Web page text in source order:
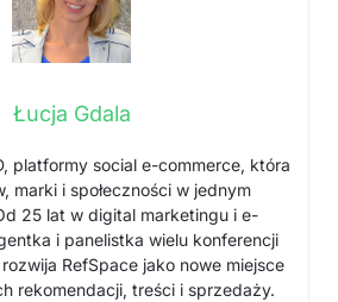
Łucja Gdala
platformy social e-commerce, która
marki i społeczności w jednym
25 lat w digital marketingu i e-
i panelistka wielu konferencji
RefSpace jako nowe miejsce
rekomendacji, treści i sprzedaży.